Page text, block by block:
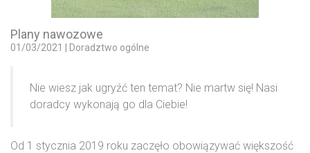
Plany nawozowe
01/03/2021 Doradztwo ogólne
Nie wiesz jak ugryźć ten temat? Nie martw się! Nasi
doradcy wykonają go dla Ciebie!
Od 1 stycznia 2019 roku zaczęło obowiązywać większość